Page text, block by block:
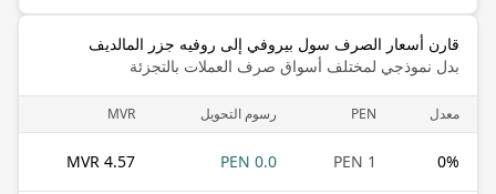
قارن أسعار الصرف سول بيروفي إلى روفيه جزر المالديف
بدل نموذجي لمختلف أسواق صرف العملات بالتجزئة
معدل PEN رسوم التحويل MVR
0%
1 PEN
0.0 PEN
4.57 MVR